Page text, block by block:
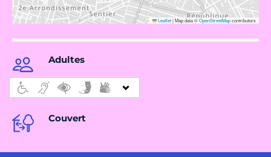
Leaflet|Map data ©OpenStreetMapcontributors
Adultes
Couvert